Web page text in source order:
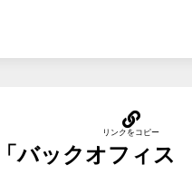
バックオフィス